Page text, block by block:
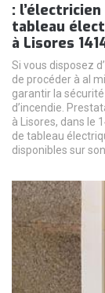
:
tableau
à Lisores
Si vous disposez
de procéder à al
garantir la
d’incendie.
à Lisores, dans le
de tableau
disponibles sur